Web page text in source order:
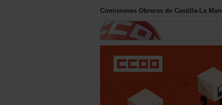
Comisiones Obreras de Castilla-La